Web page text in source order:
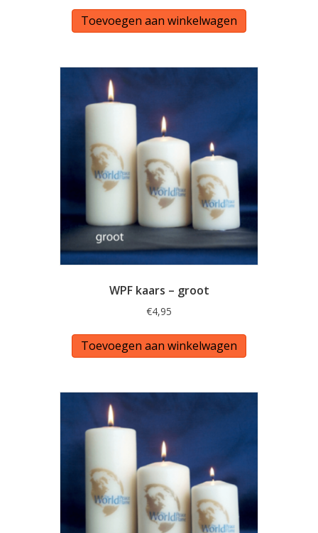
Toevoegen aan winkelwagen
WPF kaars – groot
€4,95
Toevoegen aan winkelwagen